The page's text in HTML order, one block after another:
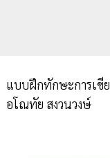
แบบฝึกทักษะการเขี
อโณทัย สงวนวงษ์